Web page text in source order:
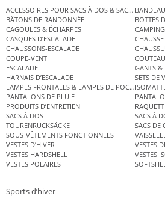
ACCESSOIRES POUR SACS À DOS & SACS
BÂTONS DE RANDONNÉE
BOTTES
CAGOULES & ÉCHARPES
CAMPING
CASQUES D’ESCALADE
CHAUSSONS-ESCALADE
COUPE-VENT
ESCALADE
GANTS &
HARNAIS D’ESCALADE
SETS DE
LAMPES FRONTALES & LAMPES DE POCHE
PANTALONS DE PLUIE
PRODUITS D’ENTRETIEN
SACS À DOS
SACS À
TOURENRUCKSÄCKE
SACS DE
SOUS-VÊTEMENTS FONCTIONNELS
VESTES D’HIVER
VESTES
VESTES HARDSHELL
VESTES
VESTES POLAIRES
Sports d’hiver